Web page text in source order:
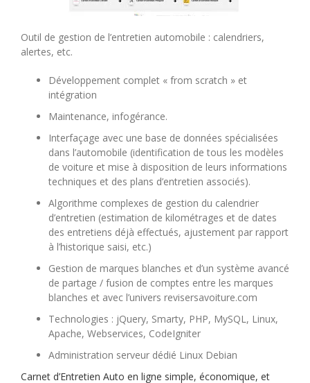
Outil de gestion de l’entretien automobile : calendriers,
alertes, etc.
Développement complet « from scratch » et
intégration
Maintenance, infogérance.
Interfaçage avec une base de données spécialisées
dans l’automobile (identification de tous les modèles
de voiture et mise à disposition de leurs informations
techniques et des plans d’entretien associés).
Algorithme complexes de gestion du calendrier
d’entretien (estimation de kilométrages et de dates
des entretiens déjà effectués, ajustement par rapport
à l’historique saisi, etc.)
Gestion de marques blanches et d’un système avancé
de partage / fusion de comptes entre les marques
blanches et avec l’univers revisersavoiture.com
Technologies : jQuery, Smarty, PHP, MySQL, Linux,
Apache, Webservices, CodeIgniter
Administration serveur dédié Linux Debian
Carnet d’Entretien Auto en ligne simple, économique, et